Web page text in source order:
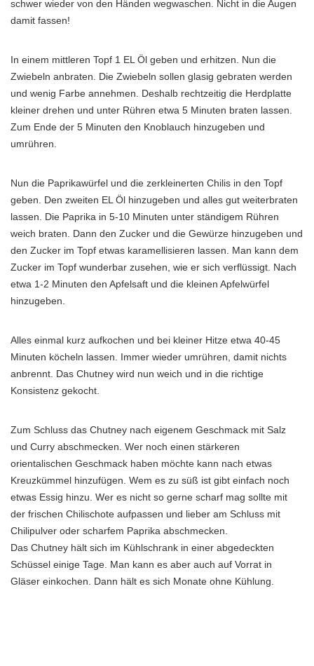
schwer wieder von den Händen wegwaschen. Nicht in die Augen
damit fassen!
In einem mittleren Topf 1 EL Öl geben und erhitzen. Nun die
Zwiebeln anbraten. Die Zwiebeln sollen glasig gebraten werden
und wenig Farbe annehmen. Deshalb rechtzeitig die Herdplatte
kleiner drehen und unter Rühren etwa 5 Minuten braten lassen.
Zum Ende der 5 Minuten den Knoblauch hinzugeben und
umrühren.
Nun die Paprikawürfel und die zerkleinerten Chilis in den Topf
geben. Den zweiten EL Öl hinzugeben und alles gut weiterbraten
lassen. Die Paprika in 5-10 Minuten unter ständigem Rühren
weich braten. Dann den Zucker und die Gewürze hinzugeben und
den Zucker im Topf etwas karamellisieren lassen. Man kann dem
Zucker im Topf wunderbar zusehen, wie er sich verflüssigt. Nach
etwa 1-2 Minuten den Apfelsaft und die kleinen Apfelwürfel
hinzugeben.
Alles einmal kurz aufkochen und bei kleiner Hitze etwa 40-45
Minuten köcheln lassen. Immer wieder umrühren, damit nichts
anbrennt. Das Chutney wird nun weich und in die richtige
Konsistenz gekocht.
Zum Schluss das Chutney nach eigenem Geschmack mit Salz
und Curry abschmecken. Wer noch einen stärkeren
orientalischen Geschmack haben möchte kann nach etwas
Kreuzkümmel hinzufügen. Wem es zu süß ist gibt einfach noch
etwas Essig hinzu. Wer es nicht so gerne scharf mag sollte mit
der frischen Chilischote aufpassen und lieber am Schluss mit
Chilipulver oder scharfem Paprika abschmecken.
Das Chutney hält sich im Kühlschrank in einer abgedeckten
Schüssel einige Tage. Man kann es aber auch auf Vorrat in
Gläser einkochen. Dann hält es sich Monate ohne Kühlung.